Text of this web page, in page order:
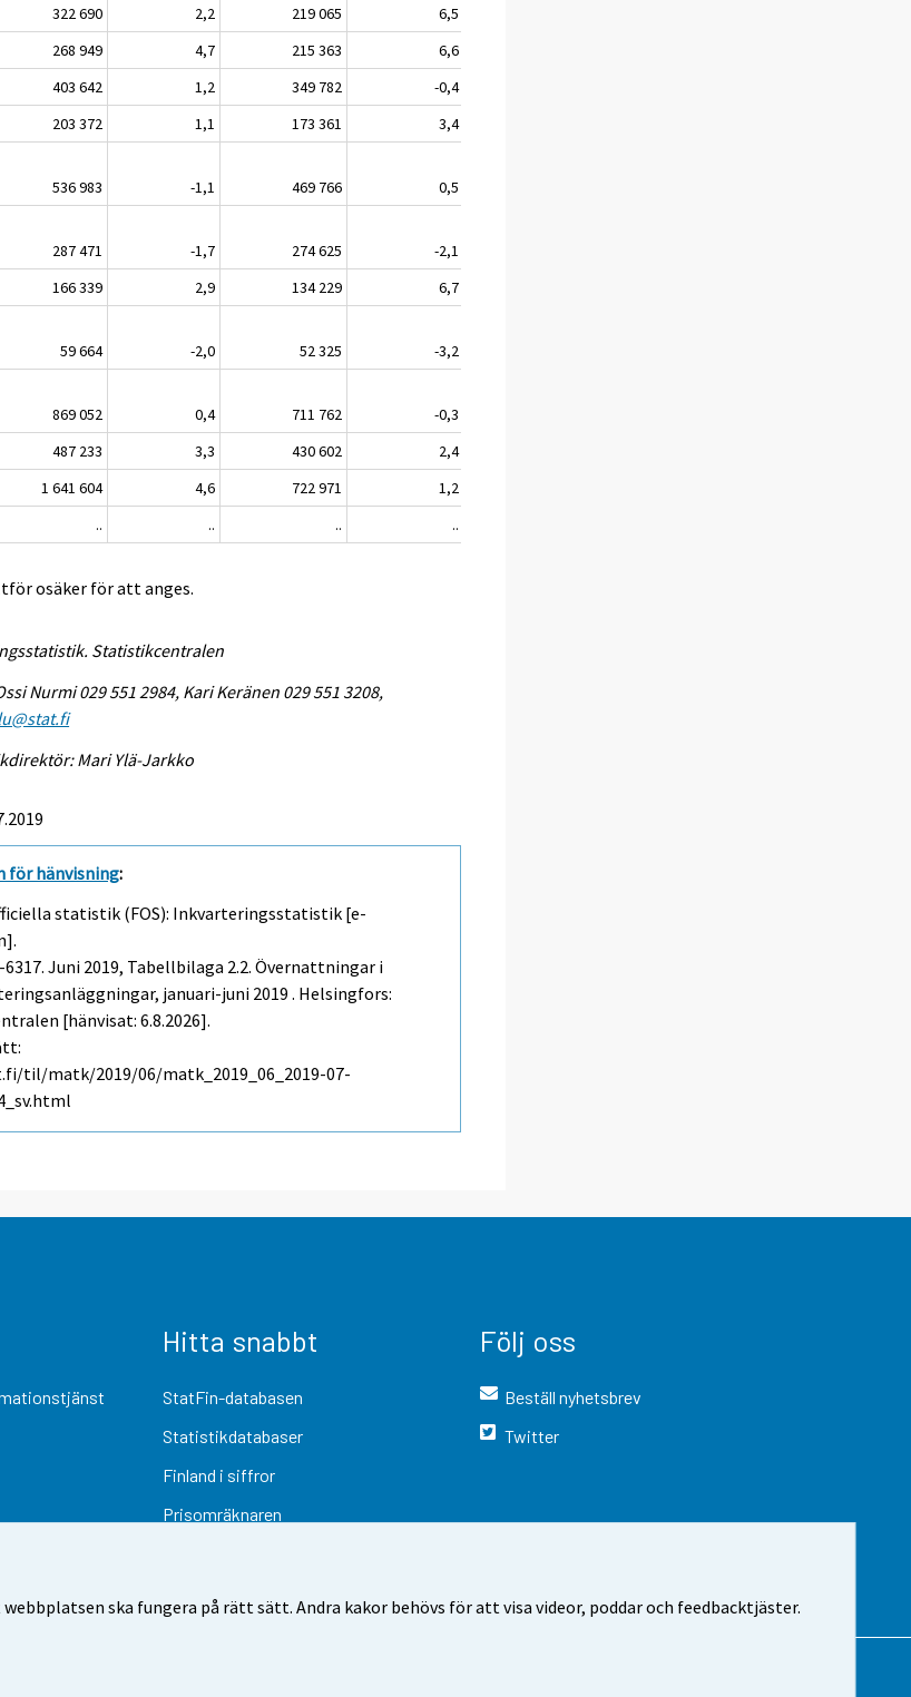
ska fungera på rätt sätt. Andra kakor behövs för att visa videor, poddar och feedbacktjäster.
322 690 2,2 219 065 6,5
268 949 4,7 215 363 6,6
403 642 1,2 349 782 -0,4
203 372 1,1 173 361 3,4
536 983 -1,1 469 766 0,5
287 471 -1,7 274 625 -2,1
166 339 2,9 134 229 6,7
59 664 -2,0 52 325 -3,2
869 052 0,4 711 762 -0,3
487 233 3,3 430 602 2,4
1 641 604 4,6 722 971 1,2
.. .. .. ..
osäker för att anges.
Statistikcentralen
Nurmi 029 551 2984, Kari Keränen 029 551 3208,
Mari Ylä-Jarkko
för hänvisning:
statistik (FOS): Inkvarteringsstatistik [e-
6317.Juni 2019, Tabellbilaga 2.2. Övernattningar i
januari-juni 2019 . Helsingfors:
[hänvisat: 6.8.2026].
til/matk/2019/06/matk_2019_06_2019-07-
Hitta snabbt
StatFin-databasen
Statistikdatabaser
Finland i siffror
Prisomräknaren
Följ oss
Beställ nyhetsbrev
Twitter